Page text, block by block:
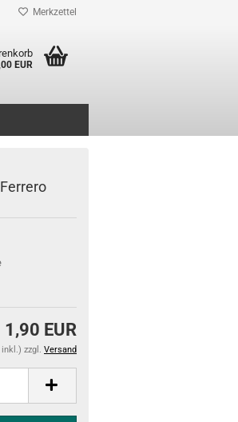
Merkzettel
EUR
1,90 EUR
zzgl. Versand